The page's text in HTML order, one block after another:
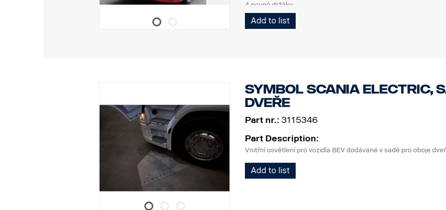
4 pevné držáky
2 stroboskopická světla
Výrobek byl schválen v souladu s předpisem EHK OSN R61.
Světla
Počet montážních bodů světel: 4 pevné držáky
Add to list
Symbol Scania
dveře
Part nr.: 3115346
Part Description:
Vnitřní osvětlení pro vozidla BEV dodávané v sadě pro oboje
Add to list